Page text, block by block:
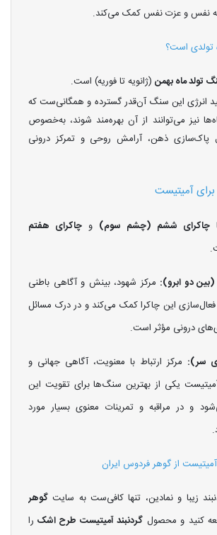
به نفس و عزت نفس کمک می‌کند.
تولدی است؟
تولد ماه بهمن (ژانویه تا فوریه) است.
انرژی این سنگ آن‌قدر گسترده و همگانی‌ست که
نیز می‌توانند از آن بهره‌مند شوند، به‌خصوص
پاک‌سازی ذهن، آرامش روحی و تمرکز درونی
آمیتیست
چاکرای ششم (چشم سوم) و چاکرای هفتم
دو ابرو): مرکز شهود، بینش و آگاهی باطنی
این چاکرا کمک می‌کند و در درک مسائل
درونی مؤثر است.
سر): مرکز ارتباط با معنویت، آگاهی جهانی و
یکی از بهترین سنگ‌ها برای تقویت این
و در مراقبه و تمرینات معنوی بسیار مورد
از گوهر فردوس ایران
زیبا و نمادین، تنها کافی‌ست به سایت گوهر
کنید و محصول گردنبند آمیتیست طرح اشک را